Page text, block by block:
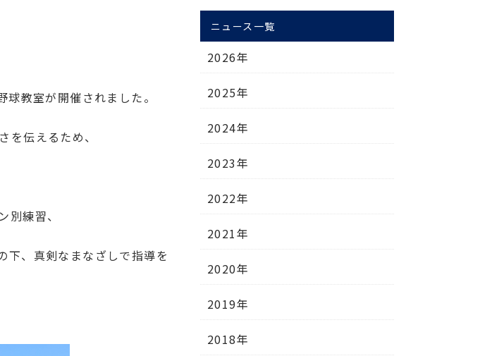
教室が開催されました。
伝えるため、
練習、
下、真剣なまなざしで指導を
ニュース一覧
2026年
2025年
2024年
2023年
2022年
2021年
2020年
2019年
2018年